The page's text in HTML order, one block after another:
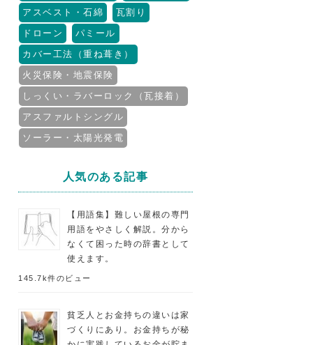
アスベスト・石綿
瓦割り
ドローン
パミール
カバー工法（重ね葺き）
火災保険・地震保険
しっくい・ラバーロック（瓦接着）
アスファルトシングル
ソーラー・太陽光発電
人気のある記事
【用語集】難しい屋根の専門
用語をやさしく解説。分から
なくて困った時の辞書として
使えます。
145.7k件のビュー
貧乏人とお金持ちの違いは家
づくりにあり。お金持ちが秘